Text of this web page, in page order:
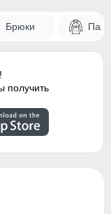
Брюки
получить